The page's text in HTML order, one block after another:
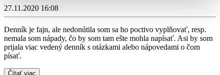
27.11.2020 16:08
Denník je fajn, ale nedonútila som sa ho poctivo vyplňovať, resp.
nemala som nápady, čo by som tam ešte mohla napísať. Asi by som
prijala viac vedený denník s otázkami alebo nápovedami o čom
písať.
Čítať viac